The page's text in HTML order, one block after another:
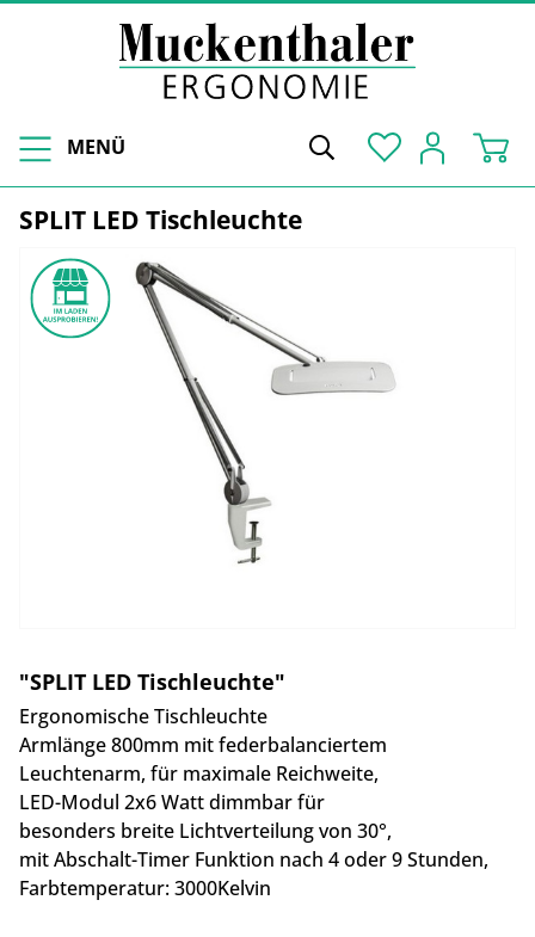
MENÜ
SPLIT LED Tischleuchte
"SPLIT LED Tischleuchte"
Ergonomische Tischleuchte
Armlänge 800mm mit federbalanciertem
Leuchtenarm, für maximale Reichweite,
LED-Modul 2x6 Watt dimmbar für
besonders breite Lichtverteilung von 30°,
mit Abschalt-Timer Funktion nach 4 oder 9 Stunden,
Farbtemperatur: 3000Kelvin